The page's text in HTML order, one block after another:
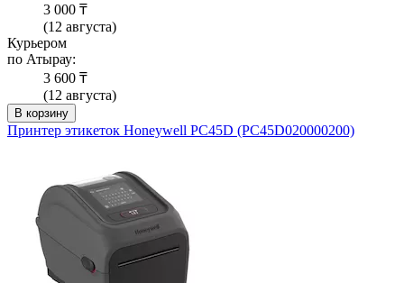
3 000 ₸
(12 августа)
Курьером
по Атырау:
3 600 ₸
(12 августа)
В корзину
Принтер этикеток Honeywell PC45D (PC45D020000200)